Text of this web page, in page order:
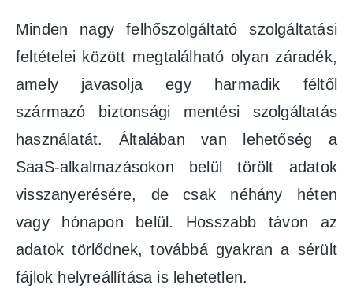
Minden nagy felhőszolgáltató szolgáltatási
feltételei között megtalálható olyan záradék,
amely javasolja egy harmadik féltől
származó biztonsági mentési szolgáltatás
használatát. Általában van lehetőség a
SaaS-alkalmazásokon belül törölt adatok
visszanyerésére, de csak néhány héten
vagy hónapon belül. Hosszabb távon az
adatok törlődnek, továbbá gyakran a sérült
fájlok helyreállítása is lehetetlen.